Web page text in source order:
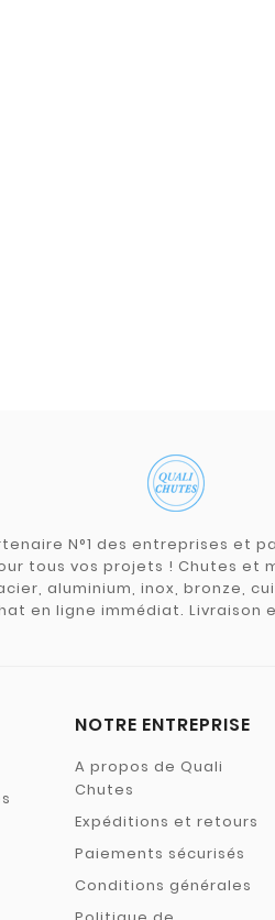
N°1 des entreprises et
tous vos projets ! Chutes et
aluminium, inox, bronze,
en ligne immédiat. Livraison
NOTRE ENTREPRISE
A propos de Quali
Chutes
Expéditions et retours
Paiements sécurisés
Conditions générales